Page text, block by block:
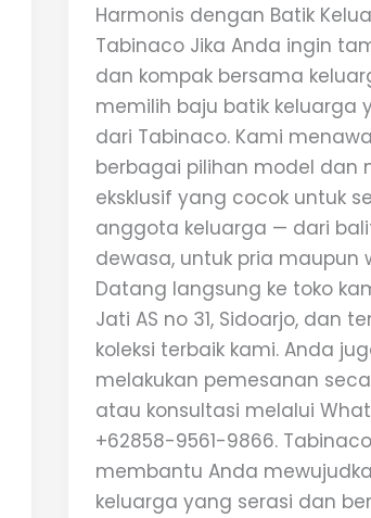
Harmonis dengan Batik
Tabinaco Jika Anda ingin
dan kompak bersama
memilih baju batik keluarga
dari Tabinaco. Kami
berbagai pilihan model dan
eksklusif yang cocok untuk
anggota keluarga — dari
dewasa, untuk pria maupun
Datang langsung ke toko
Jati AS no 31, Sidoarjo, dan
koleksi terbaik kami. Anda
melakukan pemesanan
atau konsultasi melalui
+62858-9561-9866.
membantu Anda
keluarga yang serasi dan